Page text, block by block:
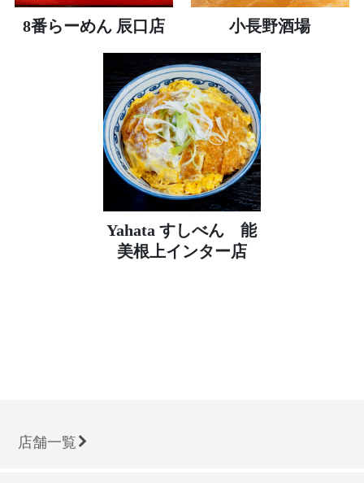
8番らーめん 辰口店 小長野酒場
Yahata すしべん 能
美根上インター店
店舗一覧